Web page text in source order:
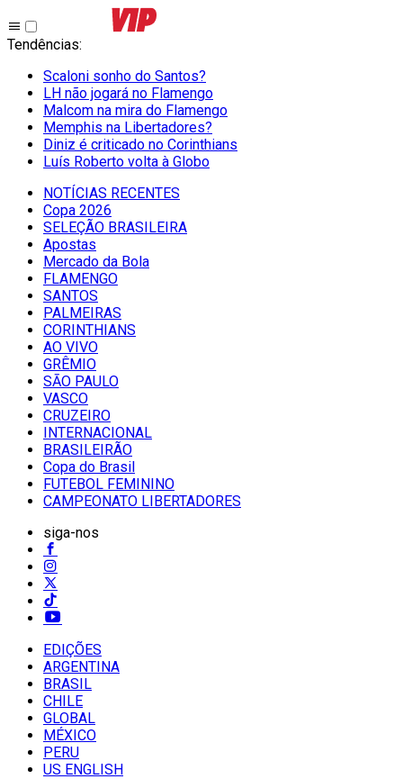
Tendências:
Scaloni sonho do Santos?
LH não jogará no Flamengo
Malcom na mira do Flamengo
Memphis na Libertadores?
Diniz é criticado no Corinthians
Luís Roberto volta à Globo
NOTÍCIAS RECENTES
Copa 2026
SELEÇÃO BRASILEIRA
Apostas
Mercado da Bola
FLAMENGO
SANTOS
PALMEIRAS
CORINTHIANS
AO VIVO
GRÊMIO
SĀO PAULO
VASCO
CRUZEIRO
INTERNACIONAL
BRASILEIRÃO
Copa do Brasil
FUTEBOL FEMININO
CAMPEONATO LIBERTADORES
siga-nos
EDIÇÕES
ARGENTINA
BRASIL
CHILE
GLOBAL
MÉXICO
PERU
US ENGLISH